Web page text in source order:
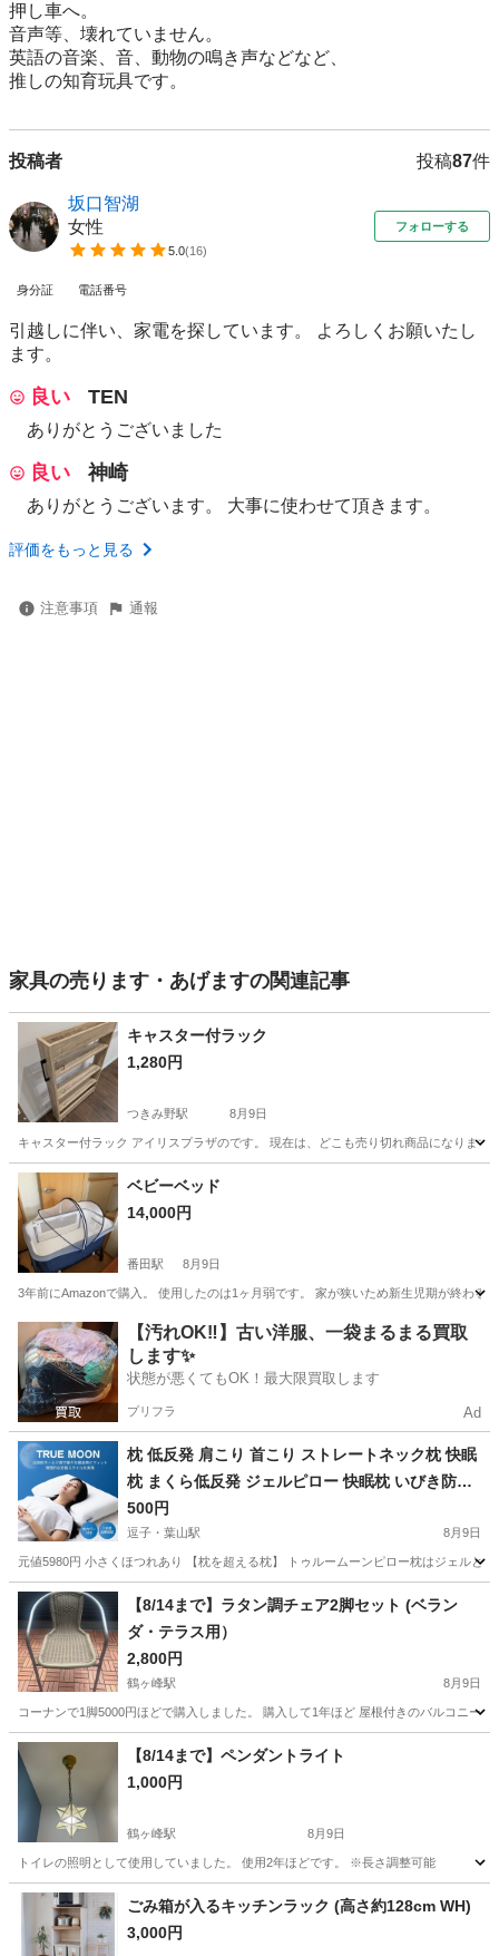
押し車へ。
音声等、壊れていません。
英語の音楽、音、動物の鳴き声などなど、
推しの知育玩具です。
投稿者 投稿87件
坂口智湖
女性
5.0(16)
フォローする
身分証 電話番号
引越しに伴い、家電を探しています。 よろしくお願いたし
ます。
良い TEN
ありがとうございました
良い 神崎
ありがとうございます。 大事に使わせて頂きます。
評価をもっと見る
注意事項 通報
家具の売ります・あげますの関連記事
キャスター付ラック
1,280円
つきみ野駅 8月9日
キャスター付ラック アイリスプラザのです。 現在は、どこも売り切れ商品になりま
神奈川 大和市 つきみ野駅
ベビーベッド
14,000円
番田駅 8月9日
3年前にAmazonで購入。 使用したのは1ヶ月弱です。 家が狭いため新生児期が終わ
神奈川 厚木市 番田駅 ベッド
【汚れOK‼️】古い洋服、一袋まるまる買取
します✨
状態が悪くてもOK！最大限買取します
プリフラ Ad
枕 低反発 肩こり 首こり ストレートネック枕 快眠
枕 まくら低反発 ジェルピロー 快眠枕 いびき防止
熟睡 ストレートネック ギフト ウレタン 普通 低め
トゥルムーンピロー トゥルムーン
500円
逗子・葉山駅 8月9日
元値5980円 小さくほつれあり 【枕を超える枕】 トゥルームーンピロー枕はジェルと
神奈川 逗子市 逗子・葉山駅 寝具
【8/14まで】ラタン調チェア2脚セット (ベラン
ダ・テラス用）
2,800円
鶴ヶ峰駅 8月9日
コーナンで1脚5000円ほどで購入しました。 購入して1年ほど 屋根付きのバルコニー
神奈川 横浜市 鶴ヶ峰駅 椅子
【8/14まで】ペンダントライト
1,000円
鶴ヶ峰駅 8月9日
トイレの照明として使用していました。 使用2年ほどです。 ※長さ調整可能
神奈川 横浜市 鶴ヶ峰駅 照明器具 ペンダントライト
ごみ箱が入るキッチンラック (高さ約128cm WH)
3,000円